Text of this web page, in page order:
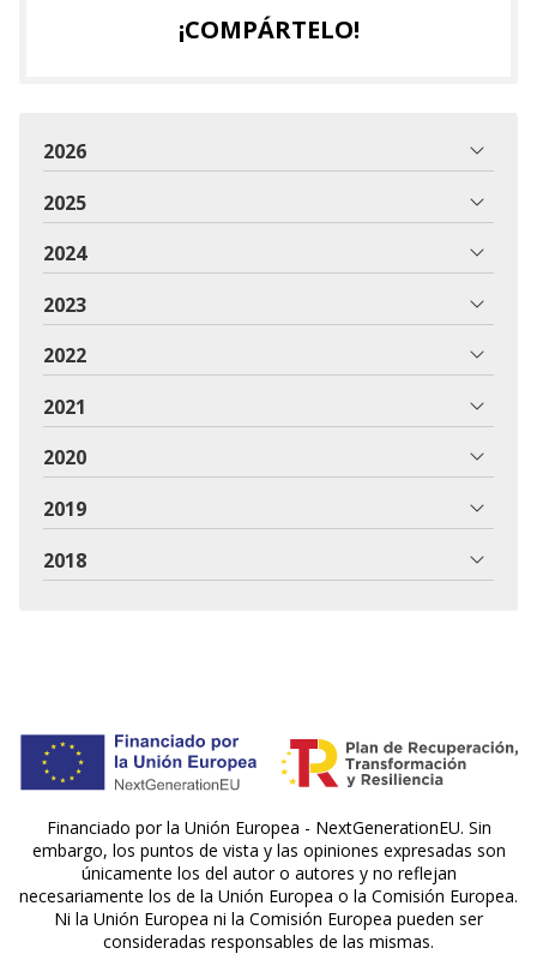
¡COMPÁRTELO!
2026
2025
2024
2023
2022
2021
2020
2019
2018
Financiado por la Unión Europea - NextGenerationEU. Sin
embargo, los puntos de vista y las opiniones expresadas son
únicamente los del autor o autores y no reflejan
necesariamente los de la Unión Europea o la Comisión Europea.
Ni la Unión Europea ni la Comisión Europea pueden ser
consideradas responsables de las mismas.